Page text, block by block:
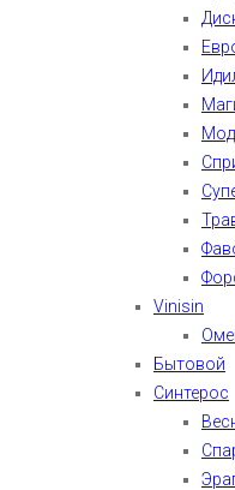
Vinisin
Бытовой
Синтерос